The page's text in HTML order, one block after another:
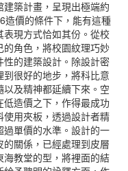
築計畫，呈現出極端約
造價的條件下，能有這種
現方式恰如其份。從校
角色，將校園紋理巧妙
的建築設計。除設計密
很好的地步，將科比意
及精神都延續下來。空
造價之下，作得最成功
用夾板，透過設計者精
單價的水準。設計的一
關係，已經處理到皮層
教堂的型，將裡面的結